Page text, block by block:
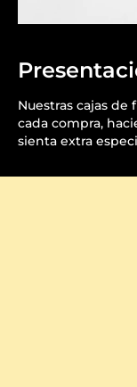
Nuestras cajas
cada compra,
sienta extra